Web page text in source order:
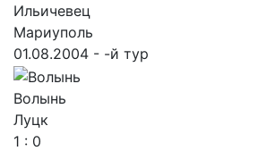
Ильичевец
Мариуполь
01.08.2004 - -й тур
Волынь
Луцк
1 : 0